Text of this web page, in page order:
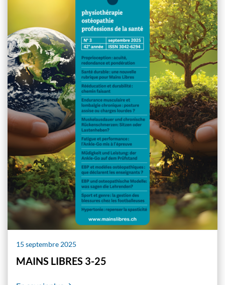
15 septembre 2025
MAINS LIBRES 3-25